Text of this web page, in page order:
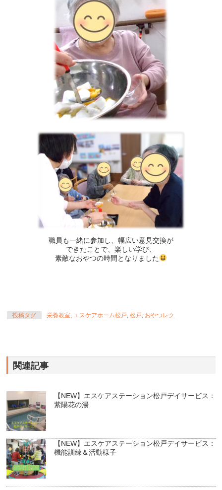
職員も一緒に参加し、幅広い意見交換が
できたことで、楽しい学び、
素敵なおやつの時間となりました
投稿タグ 栄養教室, エスケアホーム松戸,松戸, おやつレク
関連記事
【NEW】エスケアステーション松戸デイサービス：
紫陽花の湯
【NEW】エスケアステーション松戸デイサービス：
機能訓練＆活動様子